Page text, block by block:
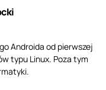
Androida od pierwszej
typu Linux. Poza tym